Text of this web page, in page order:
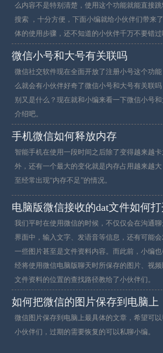
么内容不是特别清楚，使用这个功能就能直接跳
搜索 ，十分方便，下面小编就给小伙伴们带来
体的使用步骤，还不知道的小伙伴千万不要错过
微信小号和大号有关联吗
微信社交软件现在全面开放了注册小号这个功能
么就会有小伙伴好奇了微信小号和大号有关联吗
别又是什么？现在就和小编来看一下微信小号
介绍吧。
手机微信如何释放内存
智能手机在使用一段时间之后除了变得越来越卡
外，还有一个最大的变化就是内存占用越来越
至经常出现“内存不足”的情况。
电脑版微信接收的dat文件如何
我们平时在使用微信的时候，不仅仅会在沟通聊
界面中，输入文字、发语音等信息，还有可能会
一些图片甚至是文件资料内容。而此前，小编也
经将使用微信电脑版聊天时所保存的图片、视频
文件资料的位置的查找路径教给了小伙伴们。
如何把微信的图片保存到电脑上
微信图片保存到电脑上最具体的文章，希望可以
小伙伴们，过期的需要恢复的可以私聊小编。